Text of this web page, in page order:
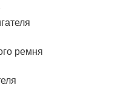
ремня